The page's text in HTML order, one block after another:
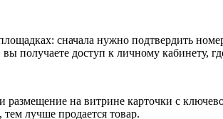
сначала нужно подтвердить
получаете доступ к личному кабинету,
размещение на витрине карточки с
лучше продается товар.